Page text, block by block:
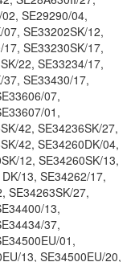
SE29290/04,
SE33202SK/12,
SE33230SK/17,
22, SE33234/17,
SE33430/17,
07,
01,
42, SE34236SK/27,
42, SE34260DK/04,
12, SE34260SK/13,
13, SE34262/17,
SE34263SK/27,
13,
37,
01,
13, SE34500EU/20,